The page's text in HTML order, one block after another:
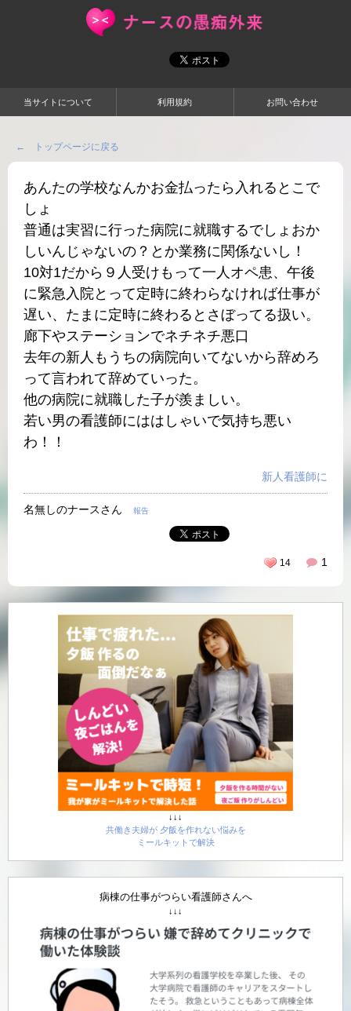
当サイトについて 利用規約 お問い合わせ
← トップページに戻る
あんたの学校なんかお金払ったら入れるとこで
しょ
普通は実習に行った病院に就職するでしょおか
しいんじゃないの？とか業務に関係ないし！
10対1だから９人受けもって一人オペ患、午後
に緊急入院とって定時に終わらなければ仕事が
遅い、たまに定時に終わるとさぼってる扱い。
廊下やステーションでネチネチ悪口
去年の新人もうちの病院向いてないから辞めろ
って言われて辞めていった。
他の病院に就職した子が羨ましい。
若い男の看護師にははしゃいで気持ち悪い
わ！！
新人看護師に
名無しのナースさん 報告
1
14
↓↓↓
共働き夫婦が 夕飯を作れない悩みを
ミールキットで解決
病棟の仕事がつらい看護師さんへ
↓↓↓